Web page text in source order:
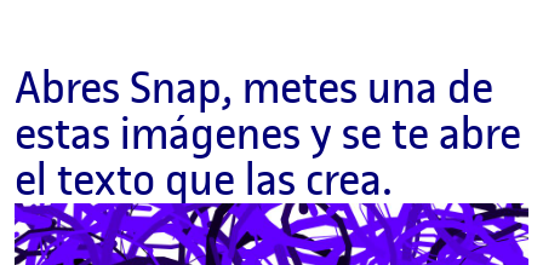
Abres Snap, metes una de
estas imágenes y se te abre
el texto que las crea.